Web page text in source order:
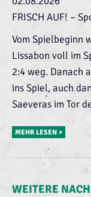
FRISCH AUF! –
Vom Spielbeginn
Lissabon voll im
2:4 weg. Danach
ins Spiel, auch
Saeveras im Tor
MEHR LESEN >
WEITERE